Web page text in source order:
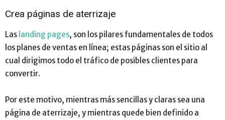
Crea páginas de aterrizaje
Las landing pages, son los pilares fundamentales de todos
los planes de ventas en línea; estas páginas son el sitio al
cual dirigimos todo el tráfico de posibles clientes para
convertir.
Por este motivo, mientras más sencillas y claras sea una
página de aterrizaje, y mientras quede bien definido a